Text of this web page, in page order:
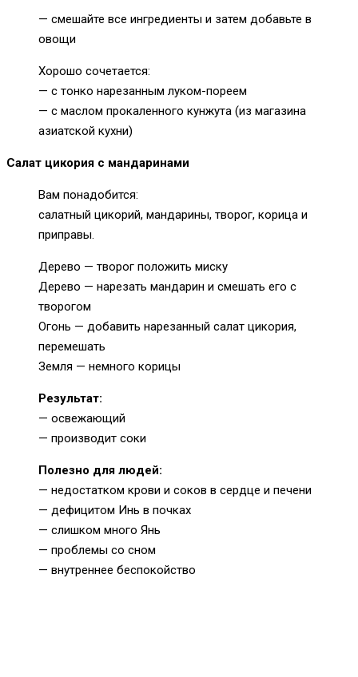
— смешайте все ингредиенты и затем добавьте в
овощи
Хорошо сочетается:
— с тонко нарезанным луком-пореем
— с маслом прокаленного кунжута (из магазина
азиатской кухни)
Салат цикория с мандаринами
Вам понадобится:
салатный цикорий, мандарины, творог, корица и
приправы.
Дерево — творог положить миску
Дерево — нарезать мандарин и смешать его с
творогом
Огонь — добавить нарезанный салат цикория,
перемешать
Земля — немного корицы
Результат:
— освежающий
— производит соки
Полезно для людей:
— недостатком крови и соков в сердце и печени
— дефицитом Инь в почках
— слишком много Янь
— проблемы со сном
— внутреннее беспокойство